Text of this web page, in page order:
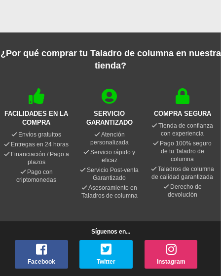
¿Por qué comprar tu Taladro de columna en nuestra
tienda?
FACILIDADES EN LA
COMPRA
Envíos gratuitos
Entregas en 24 horas
Financiación / Pago a
plazos
Pago con
criptomonedas
SERVICIO
GARANTIZADO
Atención
personalizada
Servicio rápido y
eficaz
Servicio Post-venta
Garantizado
Asesoramiento en
Taladros de columna
COMPRA SEGURA
Tienda de confianza
con experiencia
Pago 100% seguro
de tu Taladro de
columna
Taladros de columna
de calidad garantizada
Derecho de
devolución
Síguenos en...
Facebook Twitter Instagram